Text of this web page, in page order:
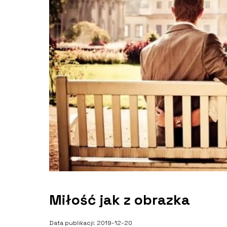
Miłość jak z obrazka
Data publikacji: 2019-12-20